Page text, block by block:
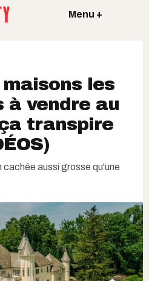
Menu +
les
à vendre au
transpire
cachée aussi grosse qu'une